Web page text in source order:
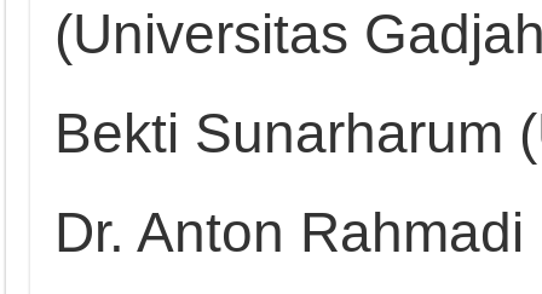
(Universitas
Bekti Sunarharum
Dr. Anton